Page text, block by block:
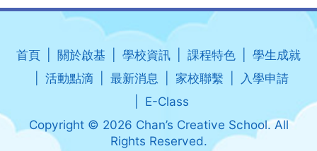
首頁 關於啟基 學校資訊 課程特色
學生成就
活動點滴
最新消息 家校聯繫
入學申請
E-Class
Copyright © 2026 Chan’s Creative School. All
Rights Reserved.